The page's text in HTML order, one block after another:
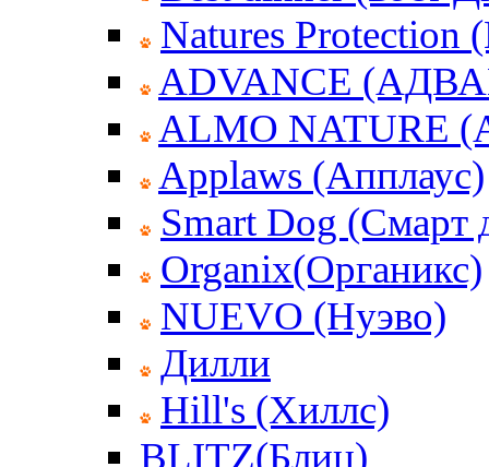
Natures Protection
ADVANCE
ALMO
Applaws (Апплаус)
Smart Dog (Смарт
Organix(Органикс)
NUEVO (Нуэво)
Дилли
Hill's (Хиллс)
BLITZ(Блиц)